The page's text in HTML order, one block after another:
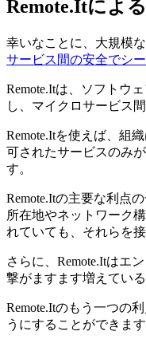
Remote.Itによ
幸いなことに、大規模
サービス間の安全でシ
Remote.Itは、ソフトウ
し、マイクロサービス
Remote.Itを使えば、組
可されたサービスのみ
す。
Remote.Itの主要な利点
所在地やネットワーク
れていても、それらを接
さらに、Remote.Itはエ
撃がますます増えてい
Remote.Itのもう一つの
うにすることができま